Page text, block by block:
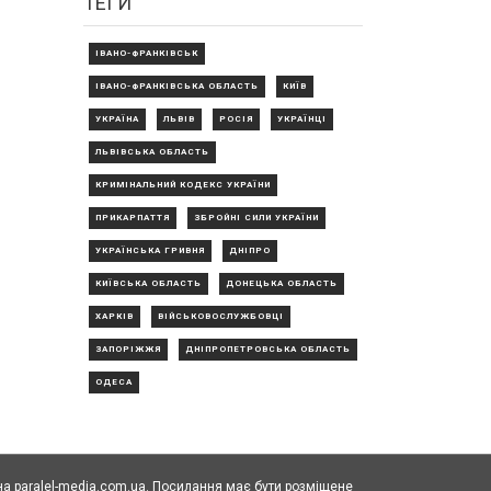
ІВАНО-ФРАНКІВСЬК
ІВАНО-ФРАНКІВСЬКА ОБЛАСТЬ КИЇВ
УКРАЇНА ЛЬВІВ РОСІЯ УКРАЇНЦІ
ЛЬВІВСЬКА ОБЛАСТЬ
КРИМІНАЛЬНИЙ КОДЕКС УКРАЇНИ
ПРИКАРПАТТЯ ЗБРОЙНІ СИЛИ УКРАЇНИ
УКРАЇНСЬКА ГРИВНЯ ДНІПРО
КИЇВСЬКА ОБЛАСТЬ ДОНЕЦЬКА ОБЛАСТЬ
ХАРКІВ ВІЙСЬКОВОСЛУЖБОВЦІ
ЗАПОРІЖЖЯ ДНІПРОПЕТРОВСЬКА ОБЛАСТЬ
ОДЕСА
paralel-media.com.ua. Посилання має бути розміщене